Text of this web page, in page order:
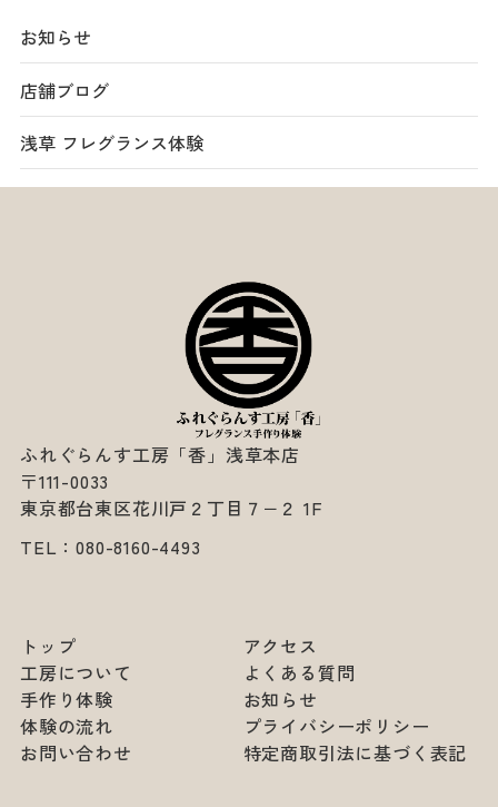
お知らせ
店舗ブログ
浅草 フレグランス体験
ふれぐらんす工房「香」浅草本店
〒111-0033
東京都台東区花川戸２丁目７−２ 1F
TEL：080-8160-4493
トップ
工房について
手作り体験
体験の流れ
お問い合わせ
アクセス
よくある質問
お知らせ
プライバシーポリシー
特定商取引法に基づく表記